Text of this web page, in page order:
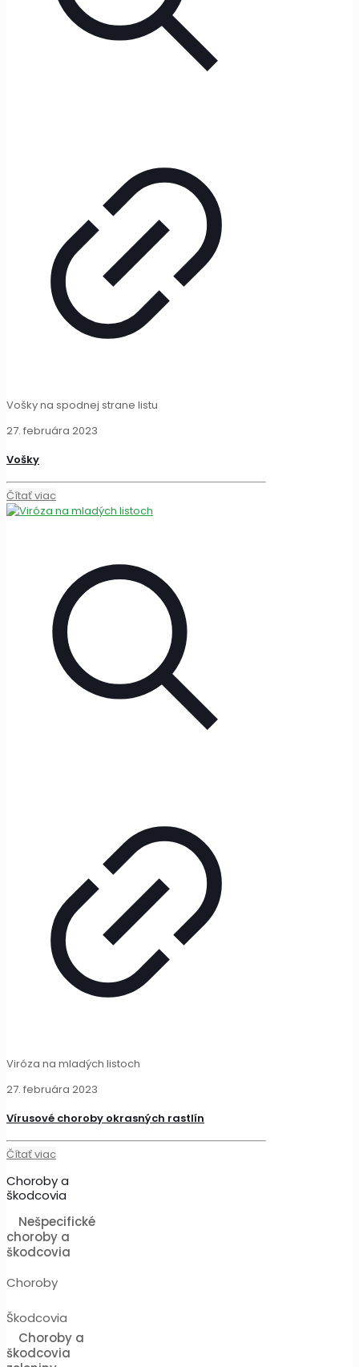
Vošky na spodnej strane listu
27. februára 2023
Vošky
Čítať viac
Viróza na mladých listoch
27. februára 2023
Vírusové choroby okrasných rastlín
Čítať viac
Choroby a
škodcovia
Nešpecifické
choroby a
škodcovia
Choroby
Škodcovia
Choroby a
škodcovia